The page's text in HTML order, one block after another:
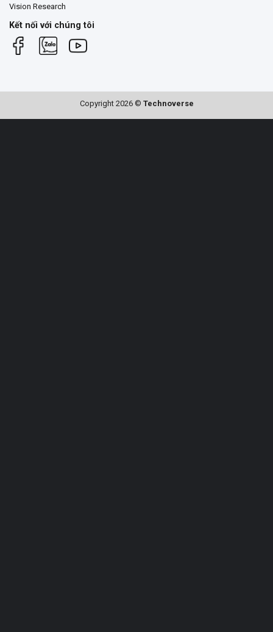
Vision Research
Kết nối với chúng tôi
Copyright 2026 © Technoverse